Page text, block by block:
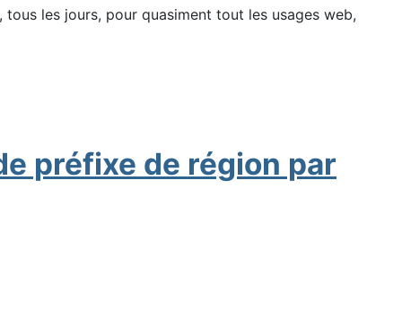
les jours, pour quasiment tout les usages web,
préfixe de région par